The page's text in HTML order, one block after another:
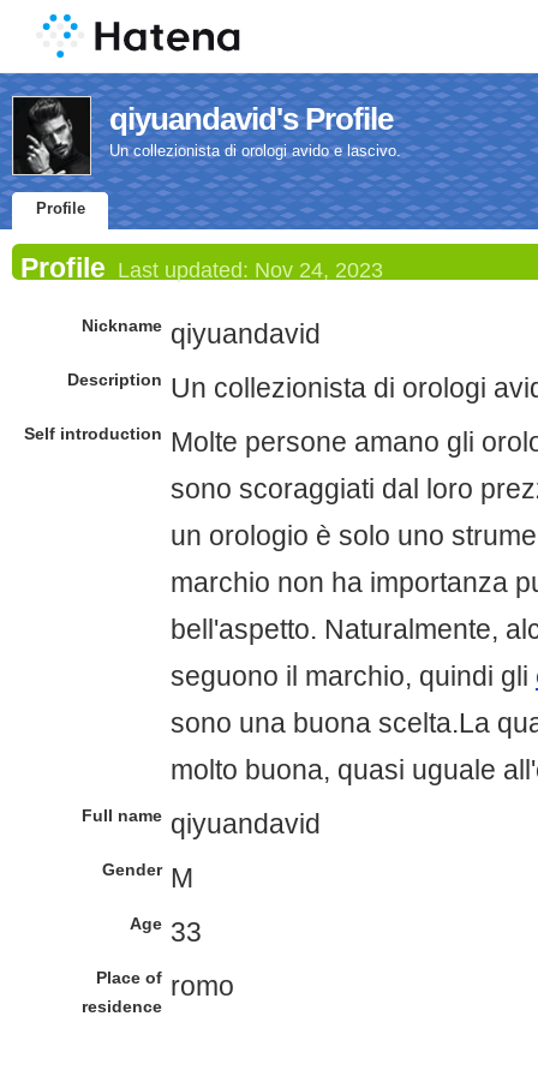
qiyuandavid's Profile
Un collezionista di orologi avido e lascivo.
Profile
Profile Last updated: Nov 24, 2023
Nickname qiyuandavid
Description Un collezionista di orologi
Self introduction
Molte persone amano gli
sono scoraggiati dal loro
un orologio è solo uno
marchio non ha importanza
bell'aspetto. Naturalmente,
seguono il marchio, quindi gli
sono una buona scelta.La
molto buona, quasi uguale
Full name qiyuandavid
Gender M
Age 33
Place of
residence
romo